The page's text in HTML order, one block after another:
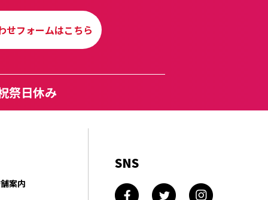
せフォームはこちら
祭日休み
案内
SNS